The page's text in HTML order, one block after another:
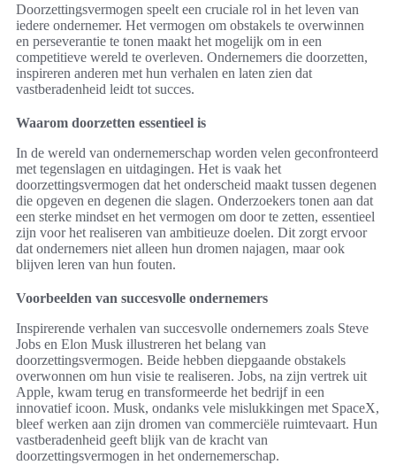
Doorzettingsvermogen speelt een cruciale rol in het leven van
iedere ondernemer. Het vermogen om obstakels te overwinnen
en perseverantie te tonen maakt het mogelijk om in een
competitieve wereld te overleven. Ondernemers die doorzetten,
inspireren anderen met hun verhalen en laten zien dat
vastberadenheid leidt tot succes.
Waarom doorzetten essentieel is
In de wereld van ondernemerschap worden velen geconfronteerd
met tegenslagen en uitdagingen. Het is vaak het
doorzettingsvermogen dat het onderscheid maakt tussen degenen
die opgeven en degenen die slagen. Onderzoekers tonen aan dat
een sterke mindset en het vermogen om door te zetten, essentieel
zijn voor het realiseren van ambitieuze doelen. Dit zorgt ervoor
dat ondernemers niet alleen hun dromen najagen, maar ook
blijven leren van hun fouten.
Voorbeelden van succesvolle ondernemers
Inspirerende verhalen van succesvolle ondernemers zoals Steve
Jobs en Elon Musk illustreren het belang van
doorzettingsvermogen. Beide hebben diepgaande obstakels
overwonnen om hun visie te realiseren. Jobs, na zijn vertrek uit
Apple, kwam terug en transformeerde het bedrijf in een
innovatief icoon. Musk, ondanks vele mislukkingen met SpaceX,
bleef werken aan zijn dromen van commerciële ruimtevaart. Hun
vastberadenheid geeft blijk van de kracht van
doorzettingsvermogen in het ondernemerschap.